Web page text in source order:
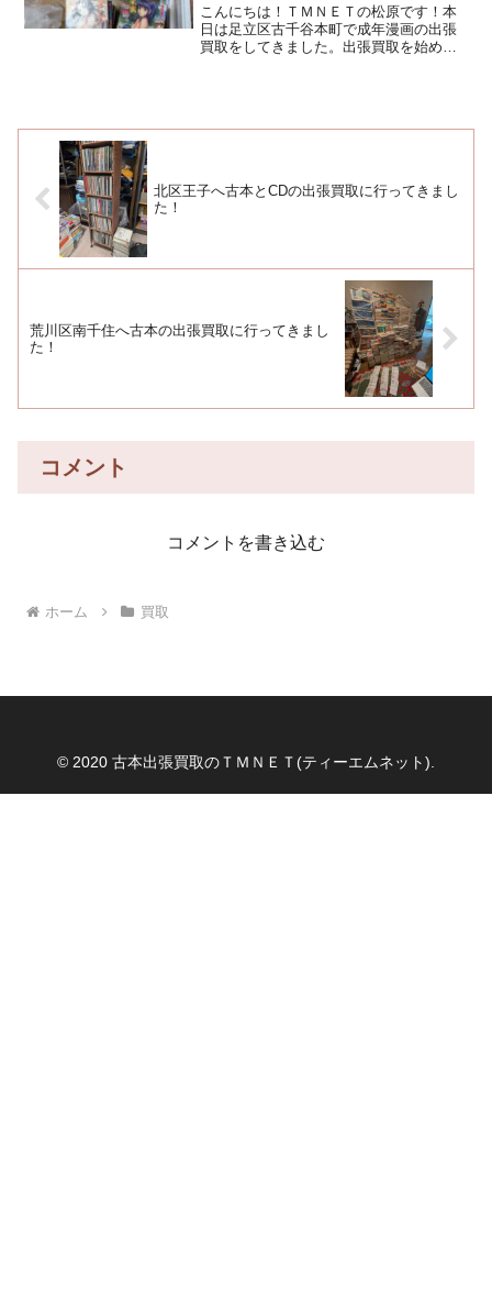
こんにちは！ＴＭＮＥＴの松原です！本
日は足立区古千谷本町で成年漫画の出張
買取をしてきました。出張買取を始めて
北区王子へ古本とCDの出張買取に行ってきまし
た！
荒川区南千住へ古本の出張買取に行ってきまし
た！
コメント
コメントを書き込む
ホーム 買取
© 2020 古本出張買取のＴＭＮＥＴ(ティーエムネット).